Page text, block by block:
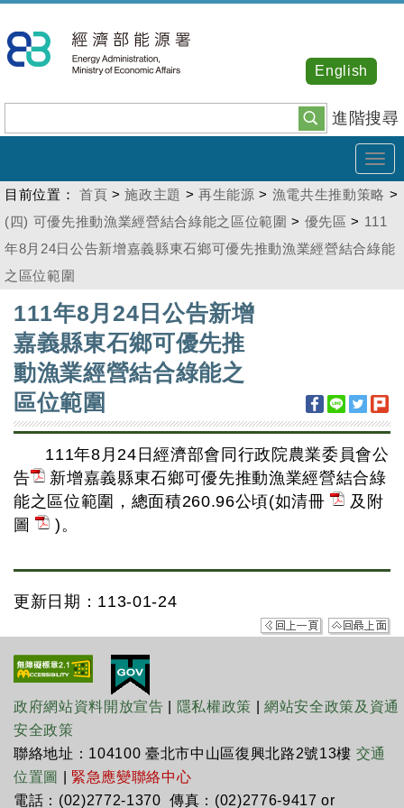
到
主
內
容
進階搜尋
English
目前位置： 首頁 >施政主題 >再生能源 > 漁電共生推動策略 >
(四) 可優先推動漁業經營結合綠能之區位範圍 > 優先區 > 111
年8月24日公告新增嘉義縣東石鄉可優先推動漁業經營結合綠能
之區位範圍
111年8月24日公告新增
嘉義縣東石鄉可優先推
動漁業經營結合綠能之
區位範圍
111年8月24日經濟部會同行政院農業委員會公
告
新增嘉義縣東石鄉可優先推動漁業經營結合綠
能之區位範圍，總面積260.96公頃(如清冊
及附
圖
)。
更新日期：113-01-24
政府網站資料開放宣告 隱私權政策 |網站安全政策及資通
安全政策
聯絡地址：104100 臺北市中山區復興北路2號13樓 交通
位置圖
緊急應變聯絡中心
電話：(02)2772-1370 傳真：(02)2776-9417 or